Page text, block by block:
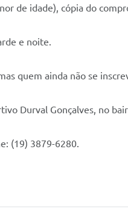
de idade), cópia do
e noite.
quem ainda não se
Durval Gonçalves, no
(19) 3879-6280.